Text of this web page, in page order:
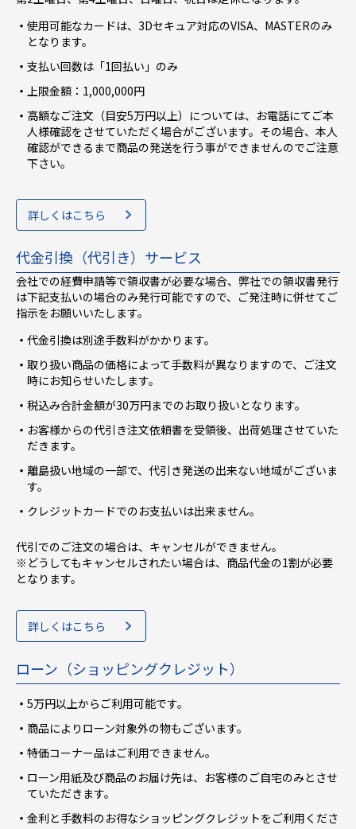
使用可能なカードは、3Dセキュア対応のVISA、MASTERのみ
となります。
支払い回数は「1回払い」のみ
上限金額：1,000,000円
高額なご注文（目安5万円以上）については、お電話にてご本
人様確認をさせていただく場合がございます。その場合、本人
確認ができるまで商品の発送を行う事ができませんのでご注意
下さい。
詳しくはこちら
代金引換（代引き）サービス
会社での経費申請等で領収書が必要な場合、弊社での領収書発行
は下記支払いの場合のみ発行可能ですので、ご発注時に併せてご
指示をお願いいたします。
代金引換は別途手数料がかかります。
取り扱い商品の価格によって手数料が異なりますので、ご注文
時にお知らせいたします。
税込み合計金額が30万円までのお取り扱いとなります。
お客様からの代引き注文依頼書を受領後、出荷処理させていた
だきます。
離島扱い地域の一部で、代引き発送の出来ない地域がございま
す。
クレジットカードでのお支払いは出来ません。
代引でのご注文の場合は、キャンセルができません。
※どうしてもキャンセルされたい場合は、商品代金の1割が必要
となります。
詳しくはこちら
ローン（ショッピングクレジット）
5万円以上からご利用可能です。
商品によりローン対象外の物もございます。
特価コーナー品はご利用できません。
ローン用紙及び商品のお届け先は、お客様のご自宅のみとさせ
ていただきます。
金利と手数料のお得なショッピングクレジットをご利用くださ